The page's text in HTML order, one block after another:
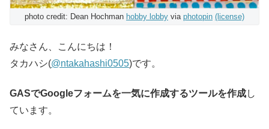
photo credit: Dean Hochman hobby lobby via photopin (license)
みなさん、こんにちは！
タカハシ(@ntakahashi0505)です。
GASでGoogleフォームを一気に作成するツールを作成し
ています。